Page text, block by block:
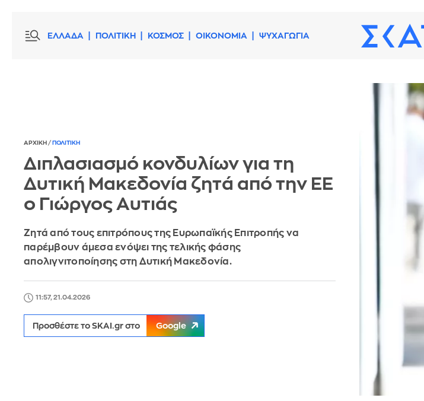
ΕΛΛΑΔΑ ΠΟΛΙΤΙΚΗ ΚΟΣΜΟΣ ΟΙΚΟΝΟΜΙΑ ΨΥΧΑΓΩΓΙΑ
ΑΡΧΙΚΗ / ΠΟΛΙΤΙΚΗ
Διπλασιασμό κονδυλίων για τη
Δυτική Μακεδονία ζητά από την ΕΕ
ο Γιώργος Αυτιάς
Ζητά από τους επιτρόπους της Ευρωπαϊκής Επιτροπής να
παρέμβουν άμεσα ενόψει της τελικής φάσης
απολιγνιτοποίησης στη Δυτική Μακεδονία.
11:57, 21.04.2026
Προσθέστε το SKAI.gr στο Google